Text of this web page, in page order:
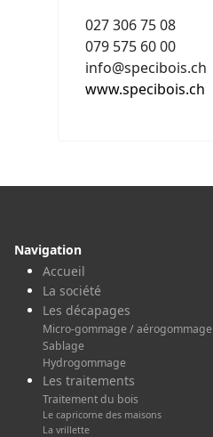
027 306 75 08
079 575 60 00
info@specibois.ch
www.specibois.ch
Navigation
Accueil
La société
Les décapages
Micro-gommage / aérogommage
Sablage
Hydrogommage
Les traitements
Traitement du bois
Le capricorne des maisons
La vrillette